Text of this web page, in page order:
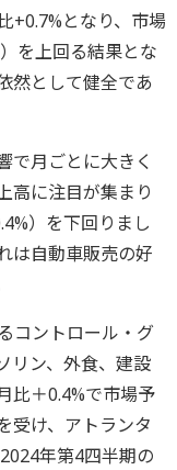
+0.7%となり、市場
を上回る結果とな
然として健全であ
で月ごとに大きく
高に注目が集まり
）を下回りまし
は自動車販売の好
コントロール・グ
リン、外食、建設
比＋0.4%で市場予
受け、アトランタ
年第4四半期の